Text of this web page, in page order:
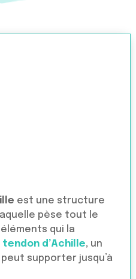
est une structure
pèse tout le
qui la
tendon d’Achille, un
supporter jusqu’à